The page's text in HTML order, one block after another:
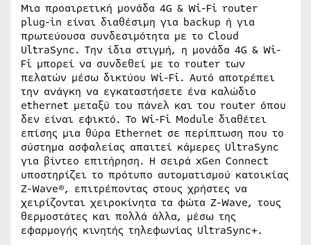
Μια προαιρετική μονάδα 4G & Wi-Fi router
plug-in είναι διαθέσιμη για backup ή για
πρωτεύουσα συνδεσιμότητα με το Cloud
UltraSync. Την ίδια στιγμή, η μονάδα 4G & Wi-
Fi μπορεί να συνδεθεί με το router των
πελατών μέσω δικτύου Wi-Fi. Αυτό αποτρέπει
την ανάγκη να εγκαταστήσετε ένα καλώδιο
ethernet μεταξύ του πάνελ και του router όπου
δεν είναι εφικτό. Το Wi-Fi Module διαθέτει
επίσης μια θύρα Ethernet σε περίπτωση που το
σύστημα ασφαλείας απαιτεί κάμερες UltraSync
για βίντεο επιτήρηση. Η σειρά xGen Connect
υποστηρίζει το πρότυπο αυτοματισμού κατοικίας
Z-Wave®, επιτρέποντας στους χρήστες να
χειρίζονται χειροκίνητα τα φώτα Z-Wave, τους
θερμοστάτες και πολλά άλλα, μέσω της
εφαρμογής κινητής τηλεφωνίας UltraSync+.